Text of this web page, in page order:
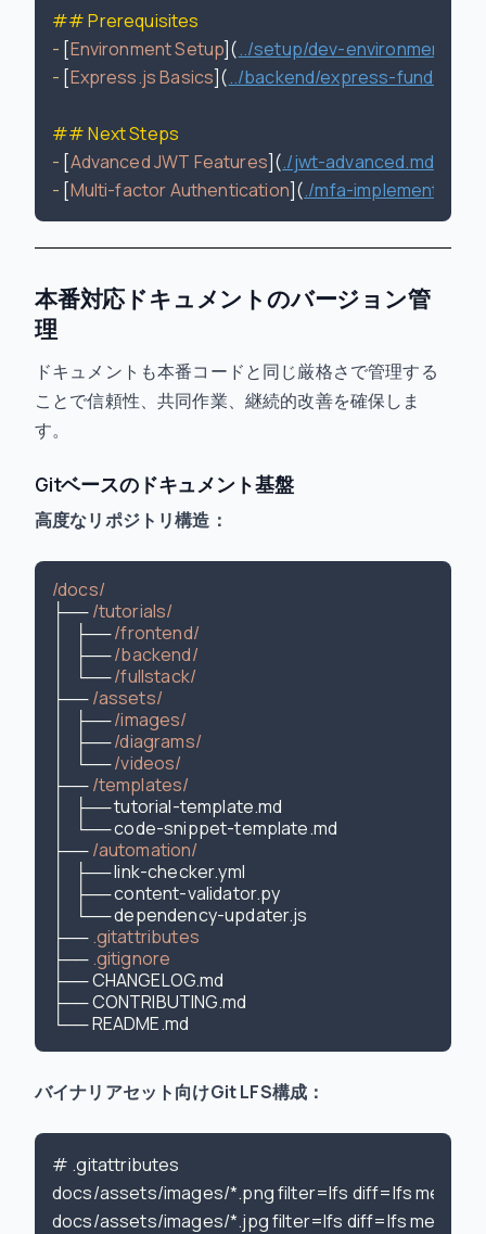
## Prerequisites
- [Environment Setup](../setup/dev-environment.md
- [Express.js Basics](../backend/express-
## Next Steps
- [Advanced JWT Features](./jwt-advanced.md
- [Multi-factor Authentication](./mfa-
本番対応ドキュメントのバージョン管
理
ドキュメントも本番コードと同じ厳格さで管理する
ことで信頼性、共同作業、継続的改善を確保しま
す。
Gitベースのドキュメント基盤
高度なリポジトリ構造：
/docs/
├── /tutorials/
│   ├── /frontend/
│   ├── /backend/
│   └── /fullstack/
├── /assets/
│   ├── /images/
│   ├── /diagrams/
│   └── /videos/
├── /templates/
│   ├── tutorial-template.md
│   └── code-snippet-template.md
├── /automation/
│   ├── link-checker.yml
│   ├── content-validator.py
│   └── dependency-updater.js
├── .gitattributes
├── .gitignore
├── CHANGELOG.md
├── CONTRIBUTING.md
バイナリアセット向けGit LFS構成：
# .gitattributes
docs/assets/images/*.png filter=lfs diff=lfs
docs/assets/images/*.jpg filter=lfs diff=lfs